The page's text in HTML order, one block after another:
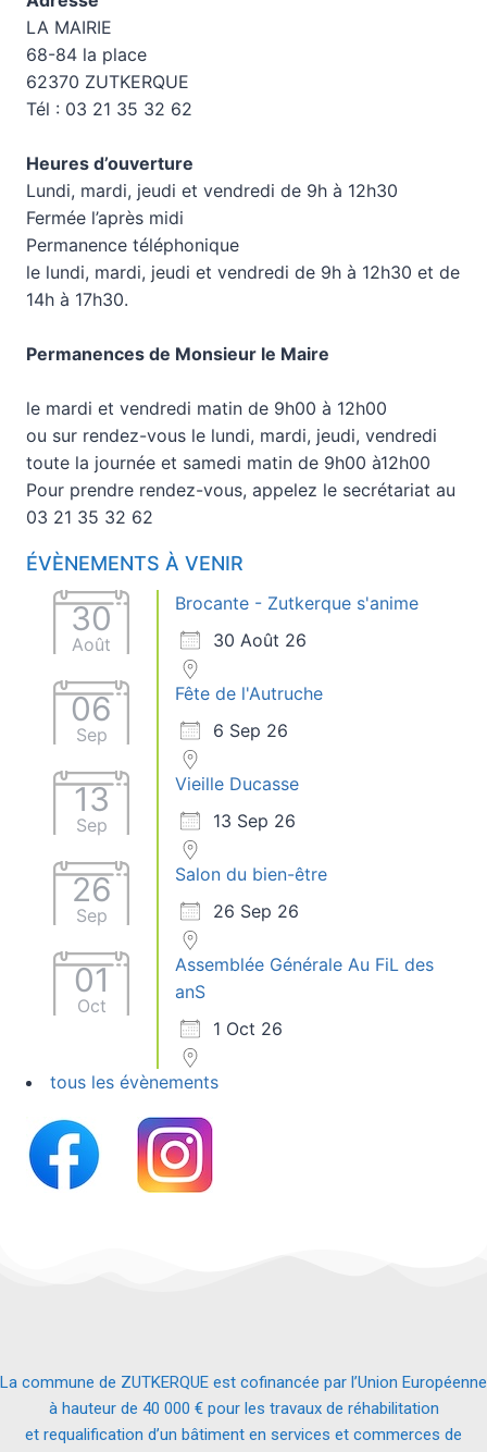
LA MAIRIE
68-84 la place
62370 ZUTKERQUE
Tél : 03 21 35 32 62
Heures d’ouverture
Lundi, mardi, jeudi et vendredi de 9h à 12h30
Fermée l’après midi
Permanence téléphonique
le lundi, mardi, jeudi et vendredi de 9h à 12h30 et de
14h à 17h30.
Permanences de Monsieur le Maire
le mardi et vendredi matin de 9h00 à 12h00
ou sur rendez-vous le lundi, mardi, jeudi, vendredi
toute la journée et samedi matin de 9h00 à12h00
Pour prendre rendez-vous, appelez le secrétariat au
03 21 35 32 62
ÉVÈNEMENTS À VENIR
30
Août
Brocante - Zutkerque s'anime
30 Août 26
06
Sep
Fête de l'Autruche
6 Sep 26
13
Sep
Vieille Ducasse
13 Sep 26
26
Sep
Salon du bien-être
26 Sep 26
01
Oct
Assemblée Générale Au FiL des
anS
1 Oct 26
tous les évènements
La commune de ZUTKERQUE est cofinancée par l’Union Européenne
à hauteur de 40 000 € pour les travaux de réhabilitation
et requalification d’un bâtiment en services et commerces de